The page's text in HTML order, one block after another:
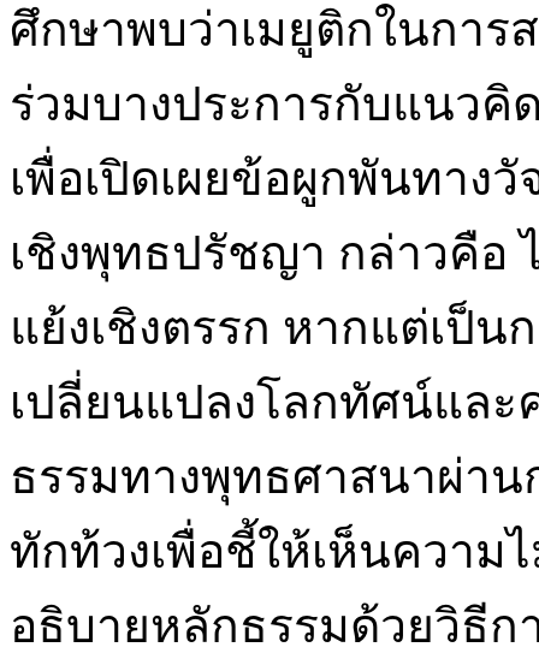
ศึกษาพบว่าเมยูติกในกา
ร่วมบางประการกับแนวคิ
เพื่อเปิดเผยข้อผูกพันทาง
เชิงพุทธปรัชญา กล่าวคือ
แย้งเชิงตรรก หากแต่เป็
เปลี่ยนแปลงโลกทัศน์และ
ธรรมทางพุทธศาสนาผ่าน
ทักท้วงเพื่อชี้ให้เห็นความ
อธิบายหลักธรรมด้วยวิธีก